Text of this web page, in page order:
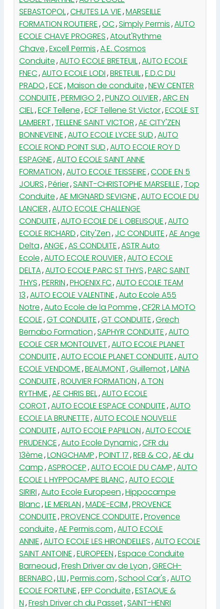
SEBASTOPOL,CHUTES LA VIE,MARSEILLE
FORMATION ROUTIERE,OC,Simply Permis,AUTO
ECOLE CHAVE PROGRES,Atout'Rythme
Chave,Excell Permis,A.E. Cosmos
Conduite,AUTO ECOLE BRETEUIL,AUTO ECOLE
FNEC,AUTO ECOLE LODI,BRETEUIL,E.D.C DU
PRADO,ECE,Maison de conduite,NEW CENTER
CONDUITE,PERMIGO 2,PUNZO OLIVIER,ARC EN
CIEL,ECF Tellene,ECF Tellene St Victor,ECOLE ST
LAMBERT,TELLENE SAINT VICTOR,AE CITY'ZEN
BONNEVEINE,AUTO ECOLE LYCEE SUD,AUTO
ECOLE ROND POINT SUD,AUTO ECOLE ROY D
ESPAGNE,AUTO ECOLE SAINT ANNE
FORMATION,AUTO ECOLE TEISSEIRE,CODE EN 5
JOURS,Périer,SAINT-CHRISTOPHE MARSEILLE,Top
Conduite,AE MIGNARD SEVIGNE,AUTO ECOLE DU
LANCIER,AUTO ECOLE CHALLENGE
CONDUITE,AUTO ECOLE DE L OBELISQUE,AUTO
ECOLE RICHARD,City'Zen,JC CONDUITE,AE Ange
Delta,ANGE,AS CONDUITE,ASTR Auto
Ecole,AUTO ECOLE ROUVIER,AUTO ECOLE
DELTA,AUTO ECOLE PARC ST THYS,PARC SAINT
THYS,PERRIN,PHOENIX FC,AUTO ECOLE TEAM
13,AUTO ECOLE VALENTINE,Auto Ecole A55
Notre,Auto Ecole de la Pomme,CF2R LA MOTO
ECOLE,GT CONDUITE,GT CONDUITE,Grech
Bernabo Formation,SAPHYR CONDUITE,AUTO
ECOLE CER MONTOLIVET,AUTO ECOLE PLANET
CONDUITE,AUTO ECOLE PLANET CONDUITE,AUTO
ECOLE VENDOME,BEAUMONT,Guillemot,LAINA
CONDUITE,ROUVIER FORMATION,A TON
RYTHME,AE CHRIS BEL,AUTO ECOLE
COROT,AUTO ECOLE ESPACE CONDUITE,AUTO
ECOLE LA BRUNETTE,AUTO ECOLE NOUVELLE
CONDUITE,AUTO ECOLE PAPILLON,AUTO ECOLE
PRUDENCE,Auto Ecole Dynamic,CFR du
13ème,LONGCHAMP,POINT 17,REB & CO,AE du
Camp,ASPROCEP,AUTO ECOLE DU CAMP,AUTO
ECOLE L HYPPOCAMPE BLANC,AUTO ECOLE
SIRIRI,Auto Ecole Europeen,Hippocampe
Blanc,LE MERLAN,MADE-ECIM,PROVENCE
CONDUITE,PROVENCE CONDUITE,Provence
conduite,AE Permis.com,AUTO ECOLE
ANNIE,AUTO ECOLE LES HIRONDELLES,AUTO ECOLE
SAINT ANTOINE,EUROPEEN,Espace Conduite
Barneoud,Fresh Driver av de Lyon,GRECH-
BERNABO,LILI,Permis.com,School Car's,AUTO
ECOLE FORTUNE,EFP Conduite,ESTAQUE &
N,Fresh Driver ch du Passet,SAINT-HENRI